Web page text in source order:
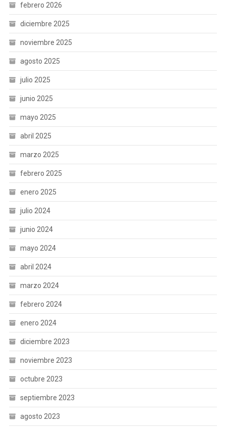
febrero 2026
diciembre 2025
noviembre 2025
agosto 2025
julio 2025
junio 2025
mayo 2025
abril 2025
marzo 2025
febrero 2025
enero 2025
julio 2024
junio 2024
mayo 2024
abril 2024
marzo 2024
febrero 2024
enero 2024
diciembre 2023
noviembre 2023
octubre 2023
septiembre 2023
agosto 2023